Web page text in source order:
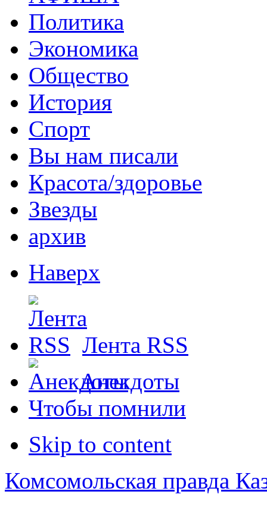
Политика
Экономика
Общество
История
Спорт
Вы нам писали
Красота/здоровье
Звезды
архив
Наверх
Лента RSS
Анекдоты
Чтобы помнили
Skip to content
Комсомольская правда